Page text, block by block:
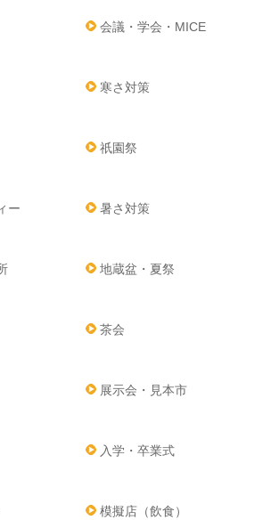
会議・学会・MICE
寒さ対策
祇園祭
ー 暑さ対策
地蔵盆・夏祭
茶会
展示会・見本市
入学・卒業式
模擬店（飲食）